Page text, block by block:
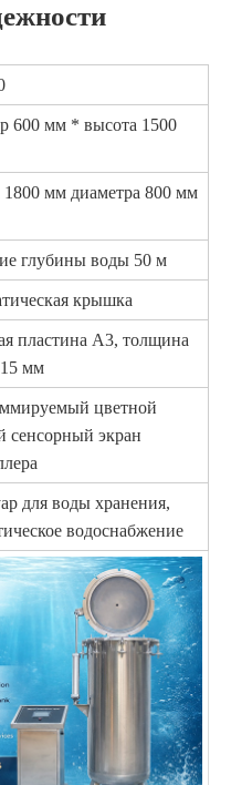
600 мм * высота 1500
мм диаметра 800 мм
глубины воды 50 м
крышка
пластина A3, толщина
мм
цветной
сенсорный экран
для воды хранения,
водоснабжение